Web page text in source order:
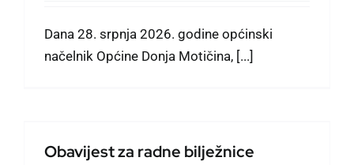
Dana 28. srpnja 2026. godine općinski
načelnik Općine Donja Motičina, [...]
Obavijest za radne bilježnice